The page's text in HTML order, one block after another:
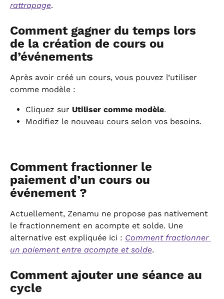
rattrapage.
Comment gagner du temps lors
de la création de cours ou
d’événements
Après avoir créé un cours, vous pouvez l’utiliser
comme modèle :
Cliquez sur Utiliser comme modèle.
Modifiez le nouveau cours selon vos besoins.
Comment fractionner le
paiement d’un cours ou
événement ?
Actuellement, Zenamu ne propose pas nativement
le fractionnement en acompte et solde. Une
alternative est expliquée ici : Comment fractionner
un paiement entre acompte et solde.
Comment ajouter une séance au
cycle